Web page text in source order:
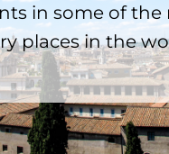
in some of the
places in the